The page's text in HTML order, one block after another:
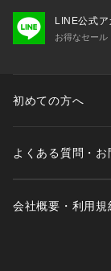
LINE公式ア
お得なセール
初めての方へ
よくある質問・お
会社概要・利用規